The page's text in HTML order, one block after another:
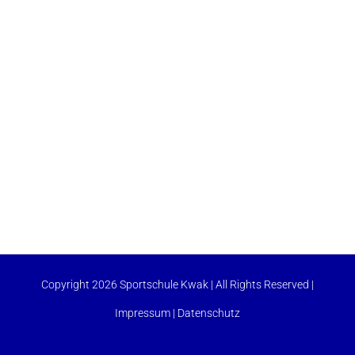
Copyright 2026 Sportschule Kwak | All Rights Reserved |
Impressum | Datenschutz